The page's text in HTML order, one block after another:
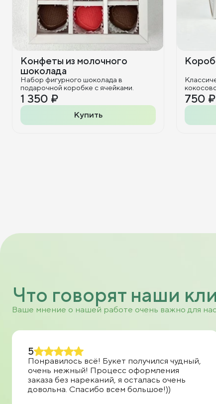
Конфеты из молочного
шоколада
Набор фигурного шоколада в
подарочной коробке с ячейками.
1 350 ₽
Купить
750 ₽
Что говорят наши
Ваше мнение о нашей работе очень важно для
5
Понравилось всё! Букет получился чудный,
очень нежный! Процесс оформления
заказа без нареканий, я осталась очень
довольна. Спасибо всем большое!))